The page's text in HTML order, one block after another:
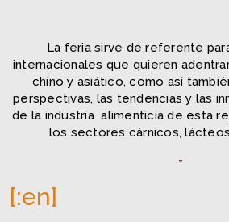
La feria sirve de referente
internacionales que quieren
chino y asiático, como así
perspectivas, las tendencias y las
de la industria alimenticia de esta
los sectores cárnicos,
[:en]